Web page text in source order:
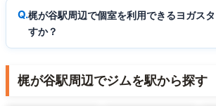
梶が谷駅周辺で個室を利用できるヨガス
すか？
梶が谷駅周辺でジムを駅から探す